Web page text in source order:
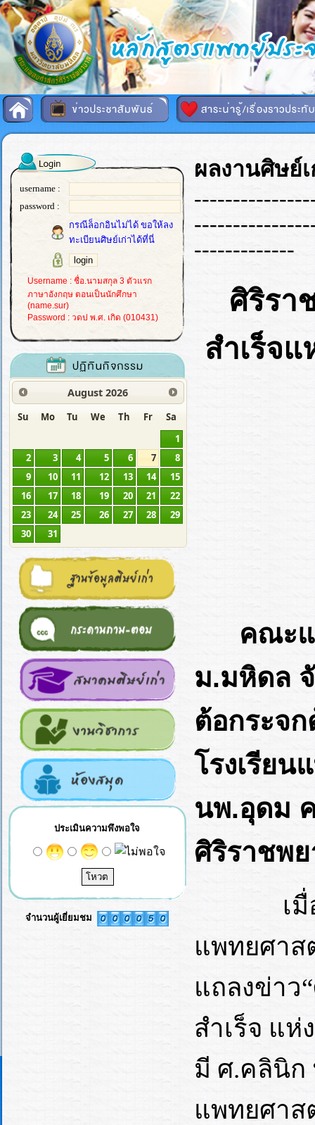
username :
password :
กรณีล็อกอินไม่ได้ ขอให้ลง
ทะเบียนศิษย์เก่าได้ที่นี่
Username : ชื่อ.นามสกุล 3 ตัวแรก
ภาษาอังกฤษ ตอนเป็นนักศึกษา
(name.sur)
Password : วดป พ.ศ. เกิด (010431)
August 2026
Su Mo Tu We Th Fr
Sa
1
2
3 4 5 6 7
8
9
10 11 12 13 14
15
16
17 18 19 20 21
22
23
24 25 26 27 28
29
30
31
ประเมินความพึงพอใจ
จำนวนผู้เยี่ยมชม
ผลงานศิษย์
-------------
ศิริรา
สำเร็จ
คณะ
ม.มหิดล
ต้อกระจก
โรงเรีย
นพ.อุดม
ศิริราชพ
เมื่อ 8
แพทยศาส
แถลงข่าว
สำเร็จ แห่
มี ศ.คลินิ
แพทยศาส